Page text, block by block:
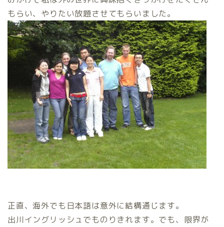
もらい、やりたい放題させてもらいました。
正直、海外でも日本語は意外に結構通じます。
出川イングリッシュでものりきれます。でも、限界が